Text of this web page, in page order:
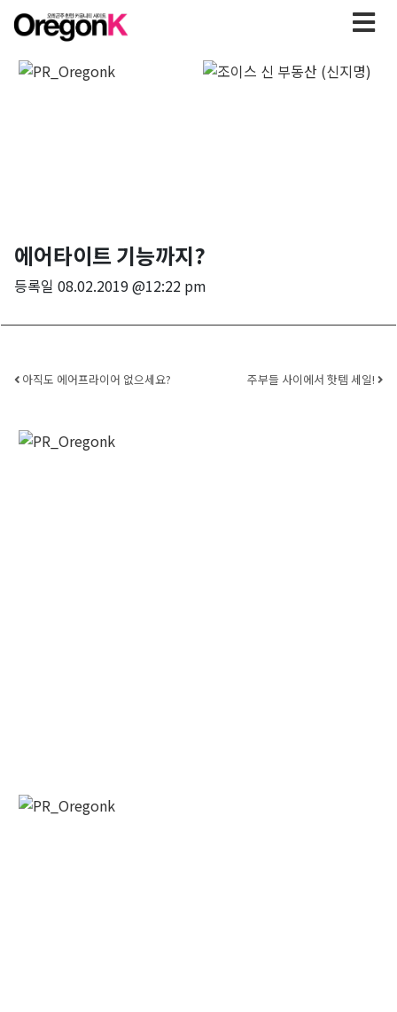
에어타이트 기능까지?
등록일 08.02.2019 @12:22 pm
Post navigation
아직도 에어프라이어 없으세요? 주부들 사이에서 핫템 세일!